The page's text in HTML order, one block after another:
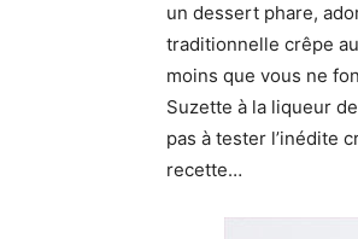
un dessert phare,
traditionnelle crêpe
moins que vous ne
Suzette à la liqueur
pas à tester l’inédite
recette…